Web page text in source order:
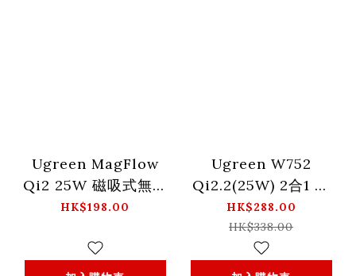
Ugreen MagFlow
Qi2 25W 磁吸式無線
充電器_W753-55959
HK$198.00
Ugreen W752
Qi2.2(25W) 2合1 無
線充電器 W752-
55960B
HK$288.00
HK$338.00